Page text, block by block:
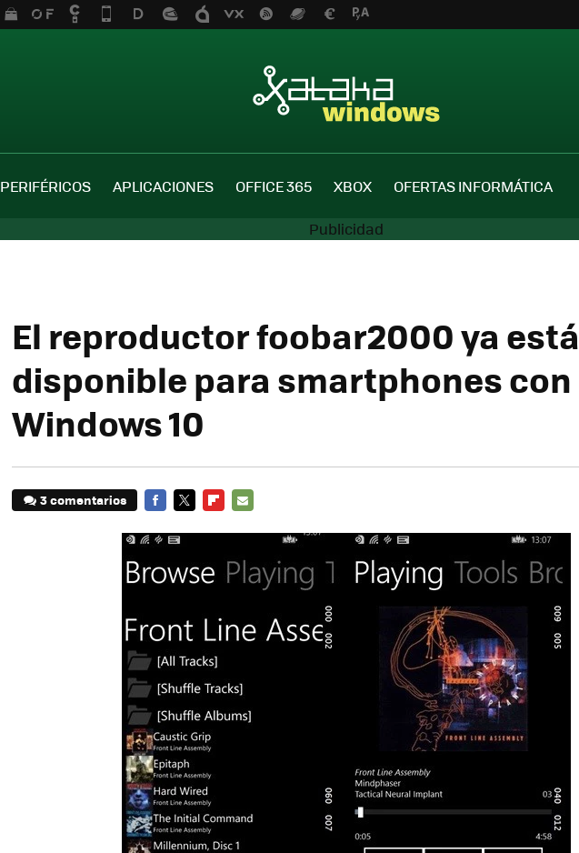
PERIFÉRICOS APLICACIONES OFFICE 365 XBOX OFERTAS INFORMÁTICA
El reproductor foobar2000 ya está
disponible para smartphones con
Windows 10
3 comentarios